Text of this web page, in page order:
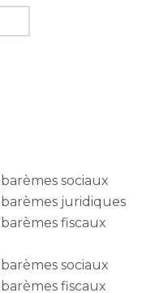
sociaux
juridiques
fiscaux
sociaux
fiscaux